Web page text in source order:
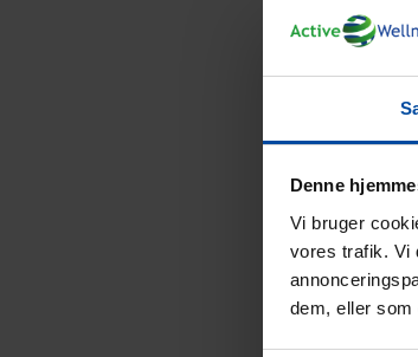
Denne
Vi bruger
vores trafik. Vi
dem, eller som